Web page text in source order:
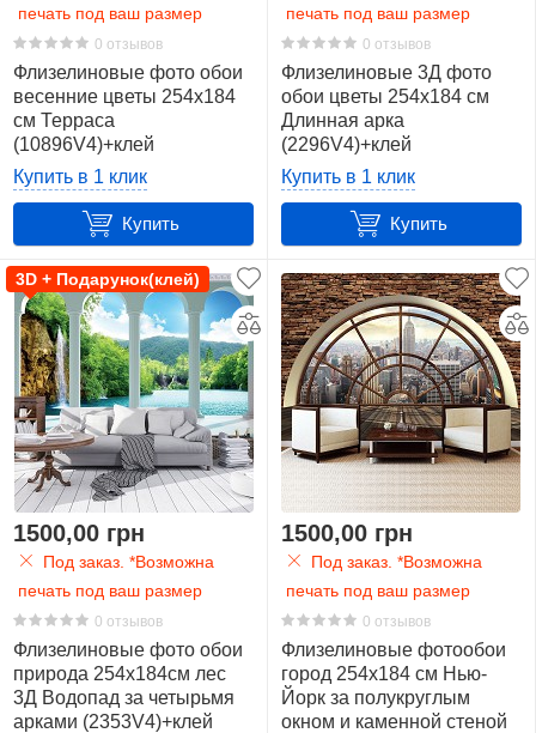
печать под ваш размер
0 отзывов
Флизелиновые фото обои
весенние цветы 254x184
см Терраса
(10896V4)+клей
Купить в 1 клик
Купить
печать под ваш размер
0 отзывов
Флизелиновые 3Д фото
обои цветы 254х184 см
Длинная арка
(2296V4)+клей
Купить в 1 клик
Купить
3D + Подарунок(клей)
1500,00 грн
Под заказ. *Возможна
печать под ваш размер
0 отзывов
Флизелиновые фото обои
природа 254х184см лес
3Д Водопад за четырьмя
арками (2353V4)+клей
1500,00 грн
Под заказ. *Возможна
печать под ваш размер
0 отзывов
Флизелиновые фотообои
город 254x184 см Нью-
Йорк за полукруглым
окном и каменной стеной